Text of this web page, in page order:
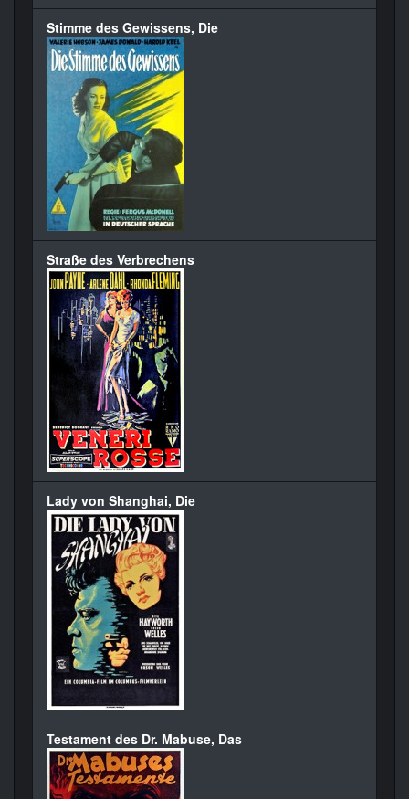
Stimme des Gewissens, Die
Straße des Verbrechens
Lady von Shanghai, Die
Testament des Dr. Mabuse, Das